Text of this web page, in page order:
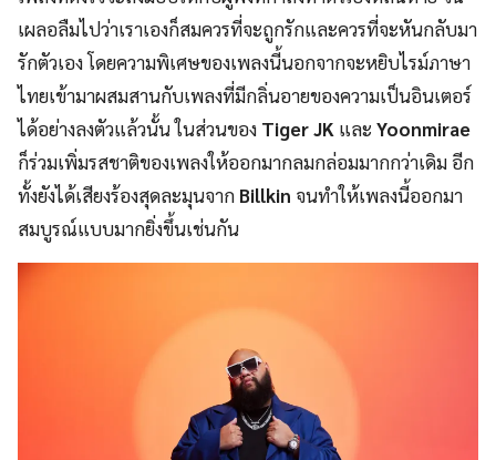
เผลอลืมไปว่าเราเองก็สมควรที่จะถูกรักและควรที่จะหันกลับมา
รักตัวเอง โดยความพิเศษของเพลงนี้นอกจากจะหยิบไรม์ภาษา
ไทยเข้ามาผสมสานกับเพลงที่มีกลิ่นอายของความเป็นอินเตอร์
ได้อย่างลงตัวแล้วนั้น ในส่วนของ Tiger JK และ Yoonmirae
ก็ร่วมเพิ่มรสชาติของเพลงให้ออกมากลมกล่อมมากกว่าเดิม อีก
ทั้งยังได้เสียงร้องสุดละมุนจาก Billkin จนทำให้เพลงนี้ออกมา
สมบูรณ์แบบมากยิ่งขึ้นเช่นกัน